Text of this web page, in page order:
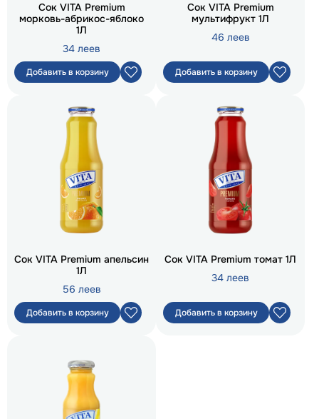
Сок VITA Premium
морковь-абрикос-яблоко
1Л
34 леев
Добавить в корзину
Сок VITA Premium
мультифрукт 1Л
46 леев
Добавить в корзину
Сок VITA Premium апельсин
1Л
56 леев
Добавить в корзину
Сок VITA Premium томат 1Л
34 леев
Добавить в корзину